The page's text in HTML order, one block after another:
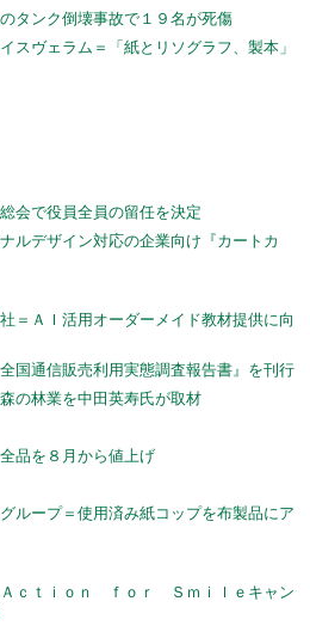
タンク倒壊事故で１９名が死傷
スヴェラム＝「紙とリソグラフ、製本」
会で役員全員の留任を決定
ルデザイン対応の企業向け『カートカ
＝ＡＩ活用オーダーメイド教材提供に向
国通信販売利用実態調査報告書』を刊行
の林業を中田英寿氏が取材
品を８月から値上げ
ループ＝使用済み紙コップを布製品にア
Ａｃｔｉｏｎ ｆｏｒ Ｓｍｉｌｅキャン